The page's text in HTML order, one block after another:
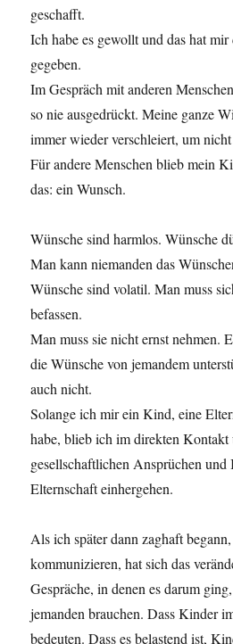
geschafft.
Ich habe es gewollt und das hat
gegeben.
Im Gespräch mit anderen
so nie ausgedrückt. Meine ganze
immer wieder verschleiert, um
Für andere Menschen blieb mein
das: ein Wunsch.
Wünsche sind harmlos. Wünsche
Man kann niemanden das
Wünsche sind volatil. Man muss
befassen.
Man muss sie nicht ernst nehmen.
die Wünsche von jemandem
auch nicht.
Solange ich mir ein Kind, eine
habe, blieb ich im direkten Kontakt
gesellschaftlichen Ansprüchen
Elternschaft einhergehen.
Als ich später dann zaghaft
kommunizieren, hat sich das
Gespräche, in denen es darum
jemanden brauchen. Dass Kinder
bedeuten. Dass es belastend ist,